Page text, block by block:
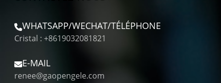
WHATSAPP/WECHAT/TÉLÉPHONE
Cristal : +8619032081821
E-MAIL
renee@gaopengele.com